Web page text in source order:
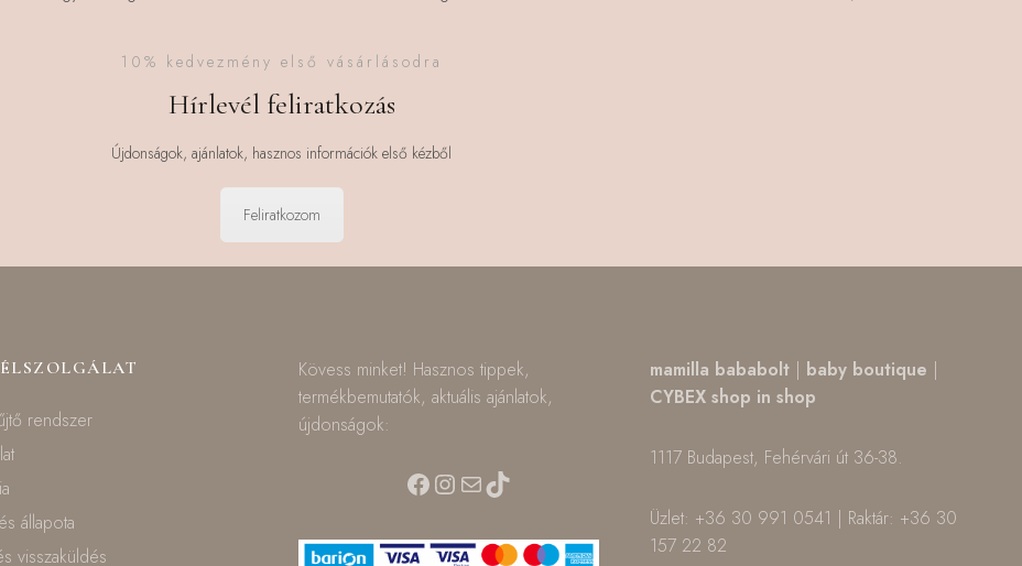
10% kedvezmény első vásárlásodra
Hírlevél feliratkozás
Újdonságok, ajánlatok, hasznos információk első kézből
Feliratkozom
rendszer
állapota
visszaküldés
Kövess minket! Hasznos tippek,
termékbemutatók, aktuális ajánlatok,
újdonságok:
Facebook
Instagram
MailTikTok
mamilla bababolt | baby boutique |
CYBEX shop in shop
1117 Budapest, Fehérvári út 36-38.
Üzlet: +36 30 991 0541 | Raktár: +36 30
157 22 82